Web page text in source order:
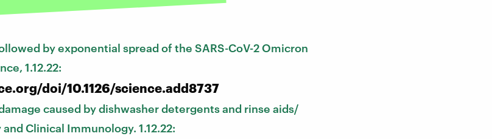
by exponential spread of the SARS-CoV-2 Omicron
1.12.22:
doi/10.1126/science.add8737
caused by dishwasher detergents and rinse aids/
Clinical Immunology. 1.12.22: